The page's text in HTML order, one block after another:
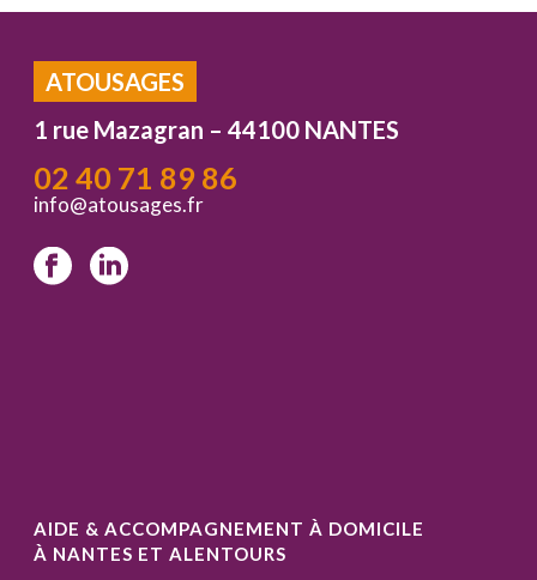
ATOUSAGES
1 rue Mazagran – 44100 NANTES
02 40 71 89 86
info@atousages.fr
AIDE & ACCOMPAGNEMENT À DOMICILE
À NANTES ET ALENTOURS